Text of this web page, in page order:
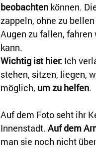
beobachten können.
zappeln, ohne zu
Augen zu fallen,
kann.
Wichtig ist hier: Ich
stehen, sitzen, liegen,
möglich, um zu helfen.
Auf dem Foto seht ihr
Innenstadt. Auf dem
man sie noch nicht